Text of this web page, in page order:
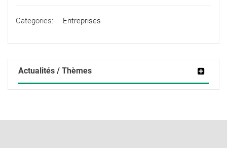
Categories: Entreprises
Actualités / Thèmes